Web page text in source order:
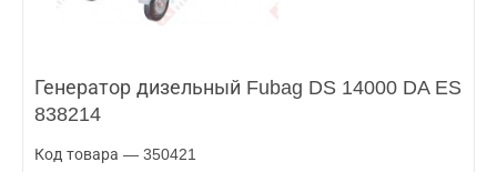
Генератор дизельный Fubag DS 14000 DA ES
838214
Код товара — 350421